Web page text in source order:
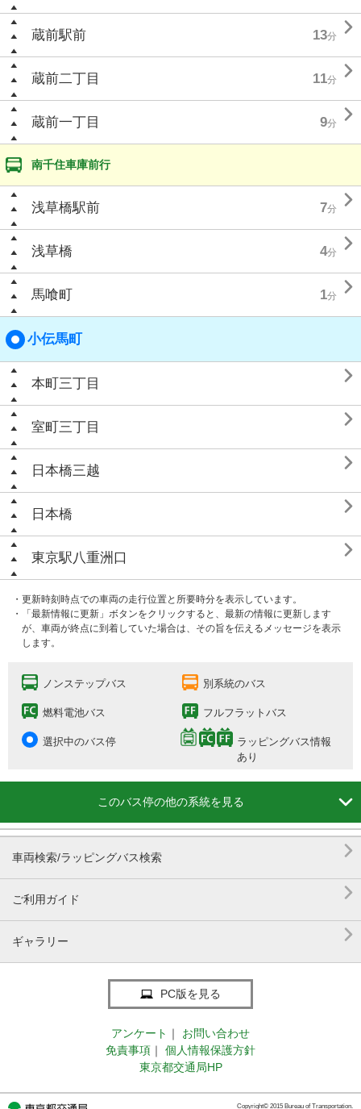
蔵前駅前 13分 
蔵前二丁目 11分 
蔵前一丁目 9分 
南千住車庫前行
浅草橋駅前 7分 
浅草橋 4分 
馬喰町 1分 
小伝馬町
本町三丁目 
室町三丁目 
日本橋三越 
日本橋 
東京駅八重洲口 
・更新時刻時点での車両の走行位置と所要時分を表示しています。
・「最新情報に更新」ボタンをクリックすると、最新の情報に更新します
が、車両が終点に到着していた場合は、その旨を伝えるメッセージを表示
します。
ノンステップバス 別系統のバス
燃料電池バス フルフラットバス
選択中のバス停
ラッピングバス情報
あり
このバス停の他の系統を見る 
車両検索/ラッピングバス検索 
ご利用ガイド 
ギャラリー 
PC版を見る
アンケート ｜
お問い合わせ
免責事項 ｜
個人情報保護方針
東京都交通局HP
Copyright© 2015 Bureau of Transportation.